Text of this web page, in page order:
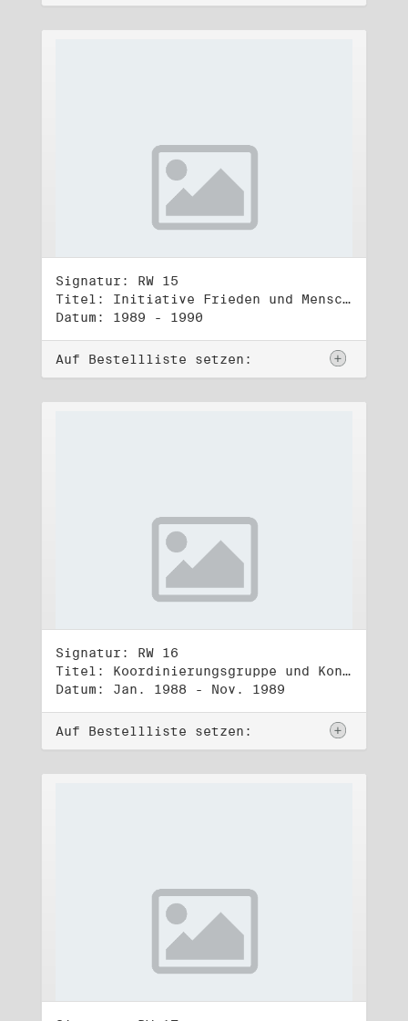
Signatur: RW 15
Titel: Initiative Frieden und Menschenrechte, Veröffentlichungen
Datum: 1989 - 1990
Auf Bestellliste setzen:
Signatur: RW 16
Titel: Koordinierungsgruppe und Kontakttelefongruppe
Datum: Jan. 1988 - Nov. 1989
Auf Bestellliste setzen: